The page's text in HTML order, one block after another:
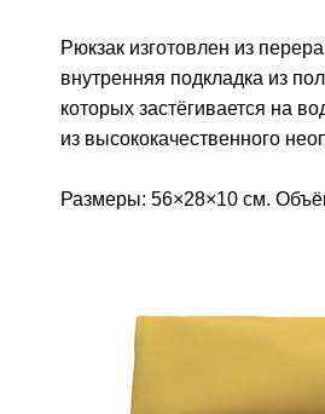
Рюкзак изготовлен из
внутренняя подкладка из
которых застёгивается на
из высококачественного
Размеры: 56×28×10 см.